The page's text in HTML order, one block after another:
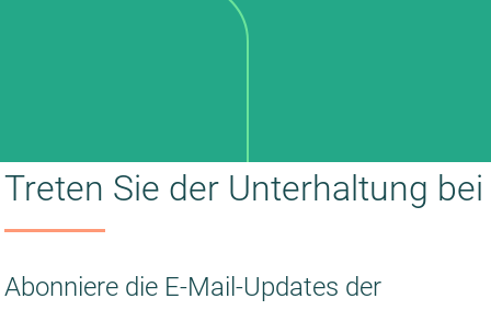
Treten Sie der Unterhaltung bei
Abonniere die E-Mail-Updates der